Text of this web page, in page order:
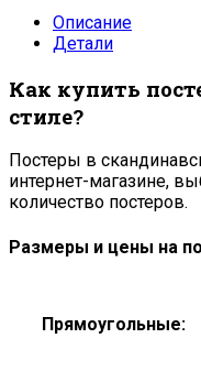
Описание
Детали
Как купить
стиле?
Постеры в
интернет-магазине,
количество постеров.
Размеры и цены на
Прямоугольные: